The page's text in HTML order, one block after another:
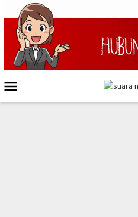
Loncat
ke
konten
Mobile